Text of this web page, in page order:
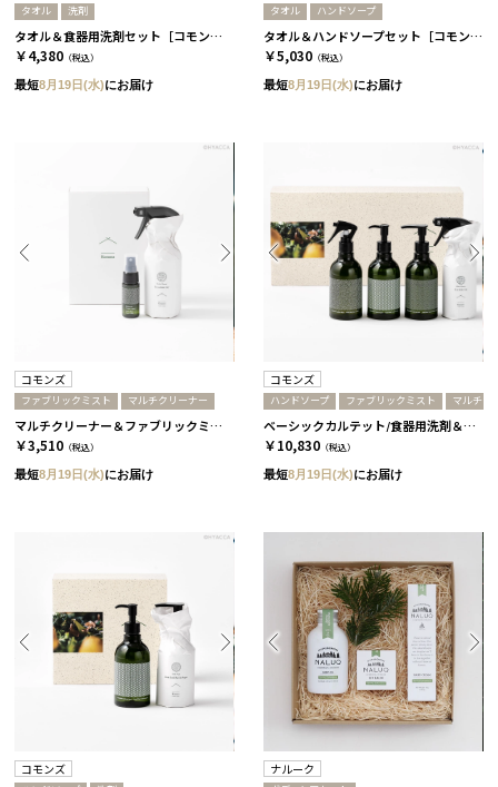
タオル 洗剤
タオル＆食器用洗剤セット［コモンズ］
￥4,380 （税込）
最短8月19日(水)にお届け
タオル ハンドソープ
タオル＆ハンドソープセット［コモンズ］
￥5,030 （税込）
最短8月19日(水)にお届け
コモンズ
ファブリックミスト マルチクリーナー
マルチクリーナー＆ファブリックミスト ミニセット［コモンズ］
￥3,510 （税込）
最短8月19日(水)にお届け
コモンズ
ハンドソープ ファブリックミスト マルチク
ベーシックカルテット/食器用洗剤＆マルチクリーナー＆ハンドソープ＆ファブリックミスト［コモンズ］
￥10,830 （税込）
最短8月19日(水)にお届け
コモンズ ナルーク